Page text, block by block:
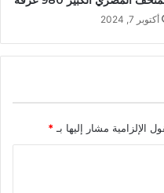
أكتوبر 7, 2024
الإلزامية مشار إليها بـ *